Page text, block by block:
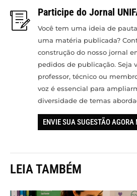
Participe do Jornal
Você tem uma ideia de
uma matéria publicada?
construção do nosso jornal
pedidos de publicação. Seja
professor, técnico ou
voz é essencial para
diversidade de temas
ENVIE SUA SUGESTÃO AGORA
LEIA TAMBÉM